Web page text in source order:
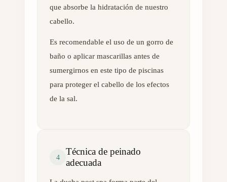
que absorbe la hidratación de nuestro
cabello.
Es recomendable el uso de un gorro de
baño o aplicar mascarillas antes de
sumergirnos en este tipo de piscinas
para proteger el cabello de los efectos
de la sal.
4
Técnica de peinado
adecuada